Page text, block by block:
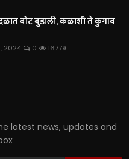
बोट बुडाली, कळाशी ते कुगाव
2024 0 16779
latest news, updates and